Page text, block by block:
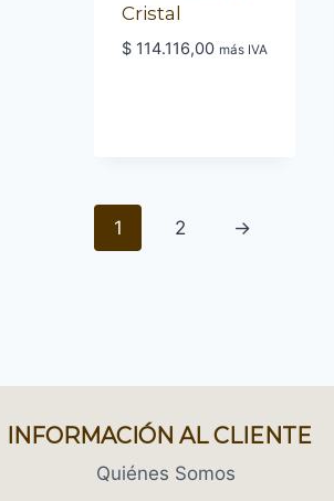
Cristal
$114.116,00 más IVA
1 2 →
INFORMACIÓN AL CLIENTE
Quiénes Somos